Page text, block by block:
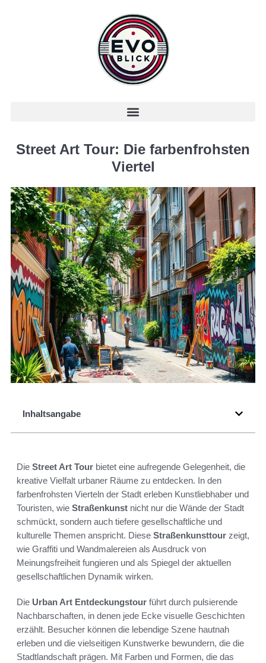
Street Art Tour: Die farbenfrohsten
Viertel
Inhaltsangabe
Die Street Art Tour bietet eine aufregende Gelegenheit, die
kreative Vielfalt urbaner Räume zu entdecken. In den
farbenfrohsten Vierteln der Stadt erleben Kunstliebhaber und
Touristen, wie Straßenkunst nicht nur die Wände der Stadt
schmückt, sondern auch tiefere gesellschaftliche und
kulturelle Themen anspricht. Diese Straßenkunsttour zeigt,
wie Graffiti und Wandmalereien als Ausdruck von
Meinungsfreiheit fungieren und als Spiegel der aktuellen
gesellschaftlichen Dynamik wirken.
Die Urban Art Entdeckungstour führt durch pulsierende
Nachbarschaften, in denen jede Ecke visuelle Geschichten
erzählt. Besucher können die lebendige Szene hautnah
erleben und die vielseitigen Kunstwerke bewundern, die die
Stadtlandschaft prägen. Mit Farben und Formen, die das